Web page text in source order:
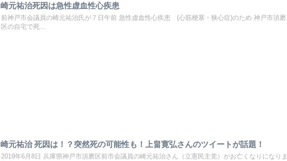
崎元祐治死因は急性虚血性心疾患
前神戸市会議員の崎元祐治氏が７日午前 急性虚血性心疾患 (心筋梗塞・狭心症)のため 神戸市須磨
区の自宅で死...
崎元祐治 死因は！？突然死の可能性も！上畠寛弘さんのツイートが話題！
2019年6月8日 兵庫県神戸市須磨区前市会議員の崎元祐治さん（立憲民主党）がお亡くなりになりま